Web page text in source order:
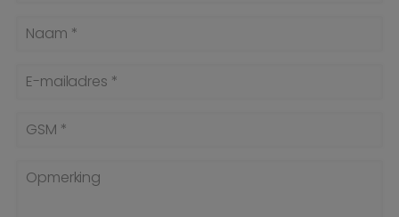
Naam *
E-mailadres *
GSM *
Opmerking